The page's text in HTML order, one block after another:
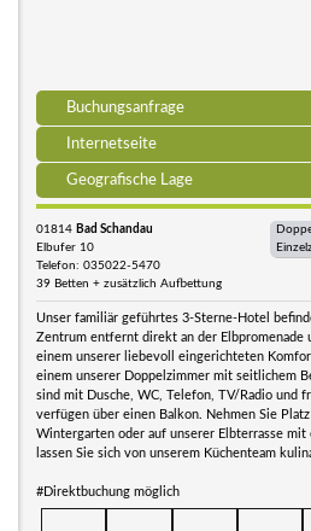
Buchungsanfrage
Internetseite
Geografische Lage
01814 Bad Schandau
Elbufer 10
Telefon: 035022-5470
39 Betten + zusätzlich Aufbettung
Unser familiär geführtes 3-Sterne-Hotel
Zentrum entfernt direkt an der Elbpromenade
einem unserer liebevoll eingerichteten
einem unserer Doppelzimmer mit seitlichem
sind mit Dusche, WC, Telefon, TV/Radio und
verfügen über einen Balkon. Nehmen Sie
Wintergarten oder auf unserer Elbterrasse mit
lassen Sie sich von unserem Küchenteam
#Direktbuchung möglich